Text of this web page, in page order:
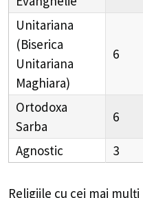
Unitariana
(Biserica
Unitariana
Maghiara)
6
Ortodoxa
Sarba
6
Agnostic 3
Religiile cu cei mai